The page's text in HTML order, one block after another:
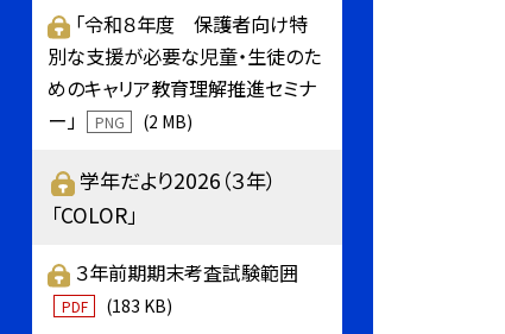
「令和８年度 保護者向け特
別な支援が必要な児童・生徒のた
めのキャリア教育理解推進セミナ
ー」
PNG (2 MB)
学年だより2026（３年）
「COLOR」
３年前期期末考査試験範囲
PDF (183 KB)